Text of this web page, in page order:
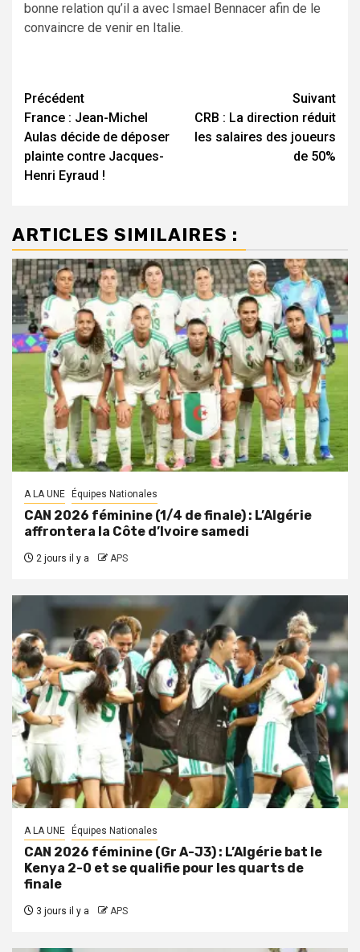
bonne relation qu’il a avec Ismael Bennacer afin de le
convaincre de venir en Italie.
Navigation
d’article
Précédent
France : Jean-Michel
Aulas décide de déposer
plainte contre Jacques-
Henri Eyraud !
Suivant
CRB : La direction réduit
les salaires des joueurs
de 50%
ARTICLES SIMILAIRES :
A LA UNE Équipes Nationales
CAN 2026 féminine (1/4 de finale) : L’Algérie
affrontera la Côte d’Ivoire samedi
2 jours il y a APS
A LA UNE Équipes Nationales
CAN 2026 féminine (Gr A-J3) : L’Algérie bat le
Kenya 2-0 et se qualifie pour les quarts de
finale
3 jours il y a APS